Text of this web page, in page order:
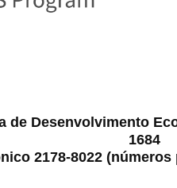
de Desenvolvimento
1684
2178-8022